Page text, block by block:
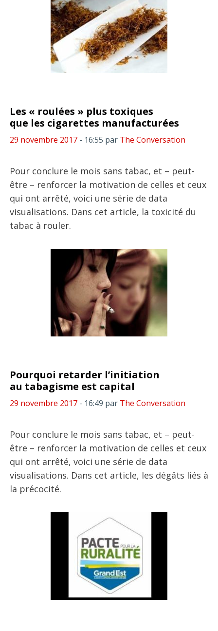
Les « roulées » plus toxiques
que les cigarettes manufacturées
29 novembre 2017 - 16:55 par The Conversation
Pour conclure le mois sans tabac, et – peut-
être – renforcer la motivation de celles et ceux
qui ont arrêté, voici une série de data
visualisations. Dans cet article, la toxicité du
tabac à rouler.
Pourquoi retarder l’initiation
au tabagisme est capital
29 novembre 2017 - 16:49 par The Conversation
Pour conclure le mois sans tabac, et – peut-
être – renforcer la motivation de celles et ceux
qui ont arrêté, voici une série de data
visualisations. Dans cet article, les dégâts liés à
la précocité.